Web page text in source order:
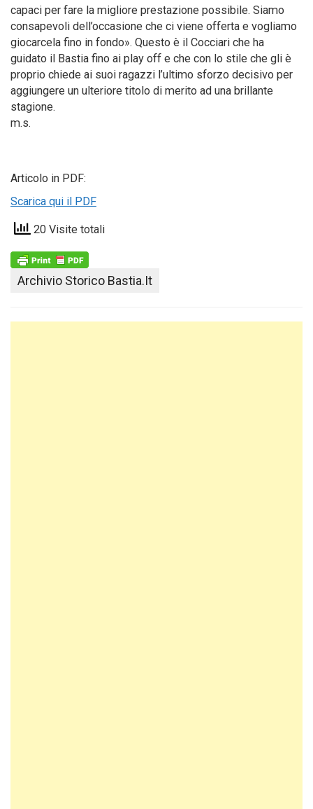
capaci per fare la migliore prestazione possibile. Siamo
consapevoli dell’occasione che ci viene offerta e vogliamo
giocarcela fino in fondo». Questo è il Cocciari che ha
guidato il Bastia fino ai play off e che con lo stile che gli è
proprio chiede ai suoi ragazzi l’ultimo sforzo decisivo per
aggiungere un ulteriore titolo di merito ad una brillante
stagione.
m.s.
Articolo in PDF:
Scarica qui il PDF
20 Visite totali
Archivio Storico Bastia.it